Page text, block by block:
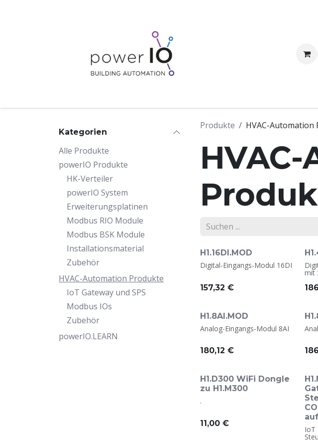
Kategorien
Alle Produkte
powerIO Produkte
HK-Verteiler
powerIO System
Erweiterungsplatinen
Modbus RIO Module
Modbus BSK Module
Installationsmaterial
Zubehör
HVAC-Automation Produkte
IoT Gateway und SPS
Modbus IOs
Zubehör
powerIO.LEARN
Produkte HVAC-Automation
H1.16DI.MOD
Digital-Eingangs-Modul 16DI
157,32 €
mit
H1.8AI.MOD
Analog-Eingangs-Modul 8AI
180,12 €
H1.D300 WiFi Dongle
zu H1.M300
.
11,00 €
IoT